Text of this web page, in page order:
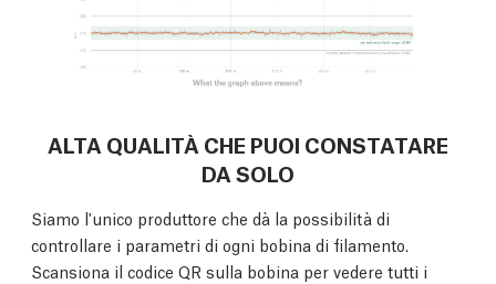
ALTA QUALITÀ CHE PUOI CONSTATARE
DA SOLO
Siamo l'unico produttore che dà la possibilità di
controllare i parametri di ogni bobina di filamento.
Scansiona il codice QR sulla bobina per vedere tutti i